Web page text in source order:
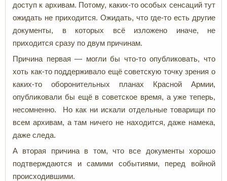
доступ к архивам. Потому, каких-то особых сенсаций тут
ожидать не приходится. Ожидать, что где-то есть другие
документы, в которых всё изложено иначе, не
приходится сразу по двум причинам.
Причина первая — могли бы что-то опубликовать, что
хоть как-то поддерживало ещё советскую точку зрения о
каких-то оборонительных планах Красной Армии,
опубликовали бы ещё в советское время, а уже теперь,
несомненно. Но как ни искали отдельные товарищи по
всем архивам, а там ничего не находится, даже намека,
даже следа.
А вторая причина в том, что все документы хорошо
подтверждаются и самими событиями, перед войной
происходившими.